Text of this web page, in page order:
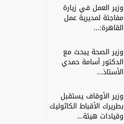
وزير العمل في زيارة
مفاجئة لمديرية عمل
القاهرة:...
وزير الصحة يبحث مع
الدكتور أسامة حمدي
الأستاذ...
وزير الأوقاف يستقبل
بطريرك الأقباط الكاثوليك
وقيادات هيئة...